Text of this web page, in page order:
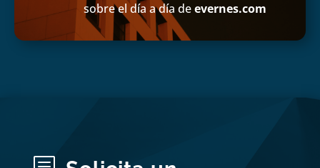
sobre el día a día deevernes.com